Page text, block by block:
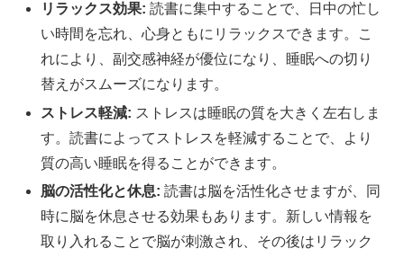
リラックス効果: 読書に集中することで、日中の忙し
い時間を忘れ、心身ともにリラックスできます。こ
れにより、副交感神経が優位になり、睡眠への切り
替えがスムーズになります。
ストレス軽減: ストレスは睡眠の質を大きく左右しま
す。読書によってストレスを軽減することで、より
質の高い睡眠を得ることができます。
脳の活性化と休息: 読書は脳を活性化させますが、同
時に脳を休息させる効果もあります。新しい情報を
取り入れることで脳が刺激され、その後はリラック